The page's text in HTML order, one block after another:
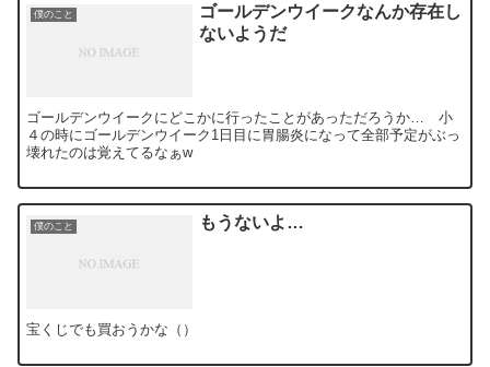
僕のこと
ゴールデンウイークなんか存在し
ないようだ
ゴールデンウイークにどこかに行ったことがあっただろうか… 小
４の時にゴールデンウイーク1日目に胃腸炎になって全部予定がぶっ
壊れたのは覚えてるなぁw
僕のこと もうないよ…
宝くじでも買おうかな（）